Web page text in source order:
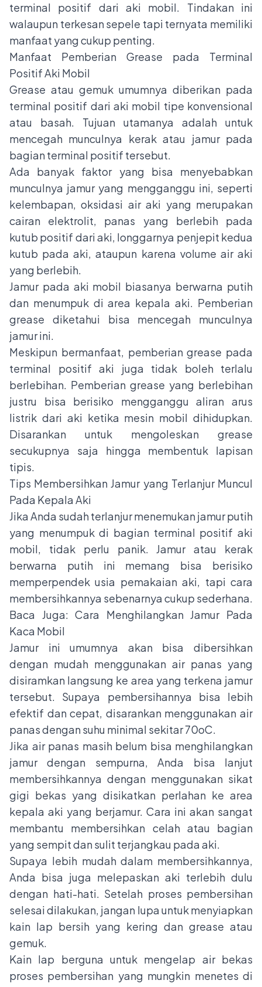
terminal positif dari aki mobil. Tindakan ini
walaupun terkesan sepele tapi ternyata memiliki
manfaat yang cukup penting.
Manfaat Pemberian Grease pada Terminal
Positif Aki Mobil
Grease atau gemuk umumnya diberikan pada
terminal positif dari aki mobil tipe konvensional
atau basah. Tujuan utamanya adalah untuk
mencegah munculnya kerak atau jamur pada
bagian terminal positif tersebut.
Ada banyak faktor yang bisa menyebabkan
munculnya jamur yang mengganggu ini, seperti
kelembapan, oksidasi air aki yang merupakan
cairan elektrolit, panas yang berlebih pada
kutub positif dari aki, longgarnya penjepit kedua
kutub pada aki, ataupun karena volume air aki
yang berlebih.
Jamur pada aki mobil biasanya berwarna putih
dan menumpuk di area kepala aki. Pemberian
grease diketahui bisa mencegah munculnya
jamur ini.
Meskipun bermanfaat, pemberian grease pada
terminal positif aki juga tidak boleh terlalu
berlebihan. Pemberian grease yang berlebihan
justru bisa berisiko mengganggu aliran arus
listrik dari aki ketika mesin mobil dihidupkan.
Disarankan untuk mengoleskan grease
secukupnya saja hingga membentuk lapisan
tipis.
Tips Membersihkan Jamur yang Terlanjur Muncul
Pada Kepala Aki
Jika Anda sudah terlanjur menemukan jamur putih
yang menumpuk di bagian terminal positif aki
mobil, tidak perlu panik. Jamur atau kerak
berwarna putih ini memang bisa berisiko
memperpendek usia pemakaian aki, tapi cara
membersihkannya sebenarnya cukup sederhana.
Baca Juga:Cara Menghilangkan Jamur Pada
Kaca Mobil
Jamur ini umumnya akan bisa dibersihkan
dengan mudah menggunakan air panas yang
disiramkan langsung ke area yang terkena jamur
tersebut. Supaya pembersihannya bisa lebih
efektif dan cepat, disarankan menggunakan air
panas dengan suhu minimal sekitar 70oC.
Jika air panas masih belum bisa menghilangkan
jamur dengan sempurna, Anda bisa lanjut
membersihkannya dengan menggunakan sikat
gigi bekas yang disikatkan perlahan ke area
kepala aki yang berjamur. Cara ini akan sangat
membantu membersihkan celah atau bagian
yang sempit dan sulit terjangkau pada aki.
Supaya lebih mudah dalam membersihkannya,
Anda bisa juga melepaskan aki terlebih dulu
dengan hati-hati. Setelah proses pembersihan
selesai dilakukan, jangan lupa untuk menyiapkan
kain lap bersih yang kering dan grease atau
gemuk.
Kain lap berguna untuk mengelap air bekas
proses pembersihan yang mungkin menetes di